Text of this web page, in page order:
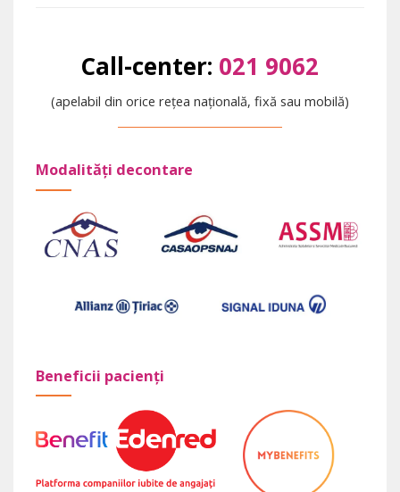
Call-center: 021 9062
(apelabil din orice rețea națională, fixă sau mobilă)
Modalități decontare
Beneficii pacienți